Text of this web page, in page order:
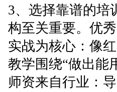
3、选择靠谱的培
构至关重要。优
实战为核心：像
教学围绕“做出能
师资来自行业：